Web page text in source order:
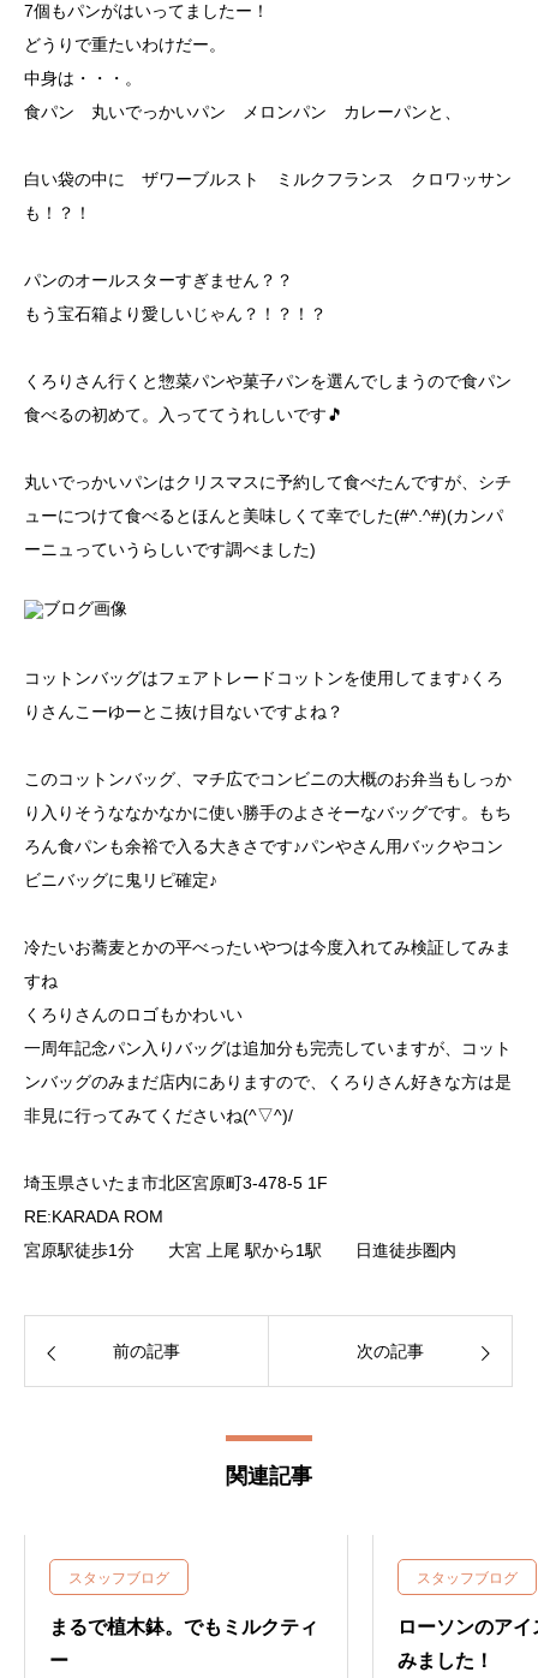
7個もパンがはいってましたー！
どうりで重たいわけだー。
中身は・・・。
食パン 丸いでっかいパン メロンパン カレーパンと、
白い袋の中に ザワーブルスト ミルクフランス クロワッサン
も！？！
パンのオールスターすぎません？？
もう宝石箱より愛しいじゃん？！？！？
くろりさん行くと惣菜パンや菓子パンを選んでしまうので食パン
食べるの初めて。入っててうれしいです🎵
丸いでっかいパンはクリスマスに予約して食べたんですが、シチ
ューにつけて食べるとほんと美味しくて幸でした(#^.^#)(カンパ
ーニュっていうらしいです調べました)
コットンバッグはフェアトレードコットンを使用してます♪くろ
りさんこーゆーとこ抜け目ないですよね？
このコットンバッグ、マチ広でコンビニの大概のお弁当もしっか
り入りそうななかなかに使い勝手のよさそーなバッグです。もち
ろん食パンも余裕で入る大きさです♪パンやさん用バックやコン
ビニバッグに鬼リピ確定♪
冷たいお蕎麦とかの平べったいやつは今度入れてみ検証してみま
すね
くろりさんのロゴもかわいい
一周年記念パン入りバッグは追加分も完売していますが、コット
ンバッグのみまだ店内にありますので、くろりさん好きな方は是
非見に行ってみてくださいね(^▽^)/
埼玉県さいたま市北区宮原町3-478-5 1F
RE:KARADA ROM
宮原駅徒歩1分 大宮 上尾 駅から1駅 日進徒歩圏内
前の記事 次の記事
関連記事
スタッフブログ
まるで植木鉢。でもミルクティ
ー
スタッフブログ
ローソンのア
みました！